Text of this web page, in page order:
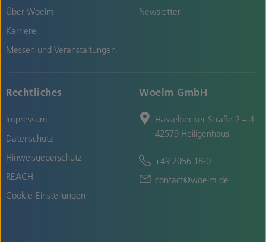
Über Woelm
Karriere
Messen und Veranstaltungen
Newsletter
Rechtliches
Impressum
Datenschutz
Hinweisgeberschutz
REACH
Cookie-Einstellungen
Woelm GmbH
Hasselbecker Straße 2 – 4
42579 Heiligenhaus
+49 2056 18-0
contact@woelm.de